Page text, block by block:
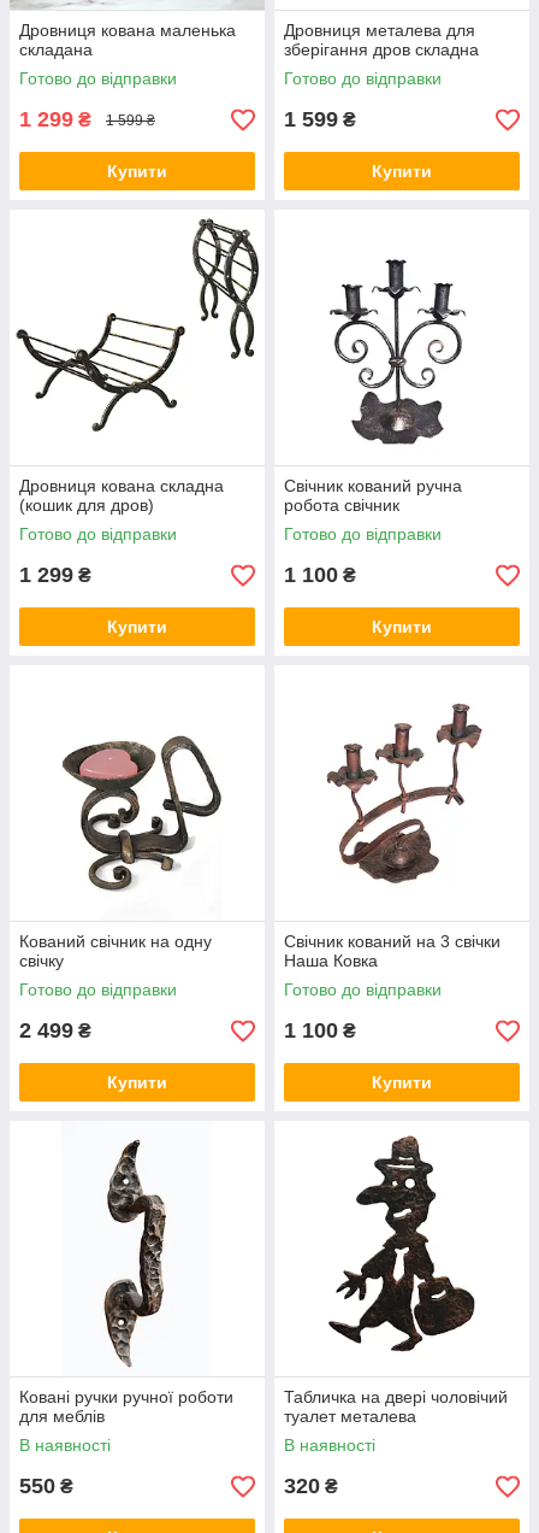
Дровниця кована маленька
складана
Готово до відправки
1 299 ₴ 1 599 ₴
Купити
Дровниця металева для
зберігання дров складна
Готово до відправки
1 599 ₴
Купити
Дровниця кована складна
(кошик для дров)
Готово до відправки
1 299 ₴
Купити
Свічник кований ручна
робота свічник
Готово до відправки
1 100 ₴
Купити
Кований свічник на одну
свічку
Готово до відправки
2 499 ₴
Купити
Свічник кований на 3 свічки
Наша Ковка
Готово до відправки
1 100 ₴
Купити
Ковані ручки ручної роботи
для меблів
В наявності
550 ₴
Табличка на двері чоловічий
туалет металева
В наявності
320 ₴